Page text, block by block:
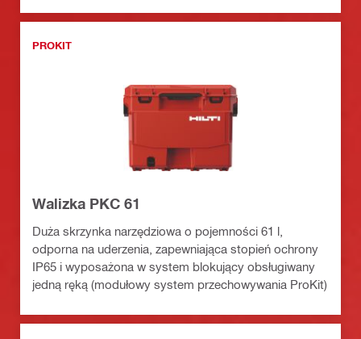
PROKIT
Walizka PKC 61
Duża skrzynka narzędziowa o pojemności 61 l,
odporna na uderzenia, zapewniająca stopień ochrony
IP65 i wyposażona w system blokujący obsługiwany
jedną ręką (modułowy system przechowywania ProKit)